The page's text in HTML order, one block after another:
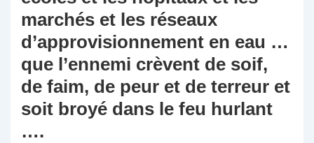
marchés et les réseaux
d’approvisionnement en eau …
que l’ennemi crèvent de soif,
de faim, de peur et de terreur et
soit broyé dans le feu hurlant
….